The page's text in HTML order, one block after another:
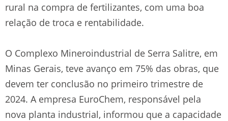
rural na compra de fertilizantes, com uma boa
relação de troca e rentabilidade.
O Complexo Mineroindustrial de Serra Salitre, em
Minas Gerais, teve avanço em 75% das obras, que
devem ter conclusão no primeiro trimestre de
2024. A empresa EuroChem, responsável pela
nova planta industrial, informou que a capacidade